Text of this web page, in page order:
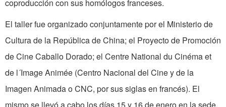
coproducción con sus homólogos franceses.
El taller fue organizado conjuntamente por el Ministerio de
Cultura de la República de China; el Proyecto de Promoción
de Cine Caballo Dorado; el Centre National du Cinéma et
de l´Image Animée (Centro Nacional del Cine y de la
Imagen Animada o CNC, por sus siglas en francés). El